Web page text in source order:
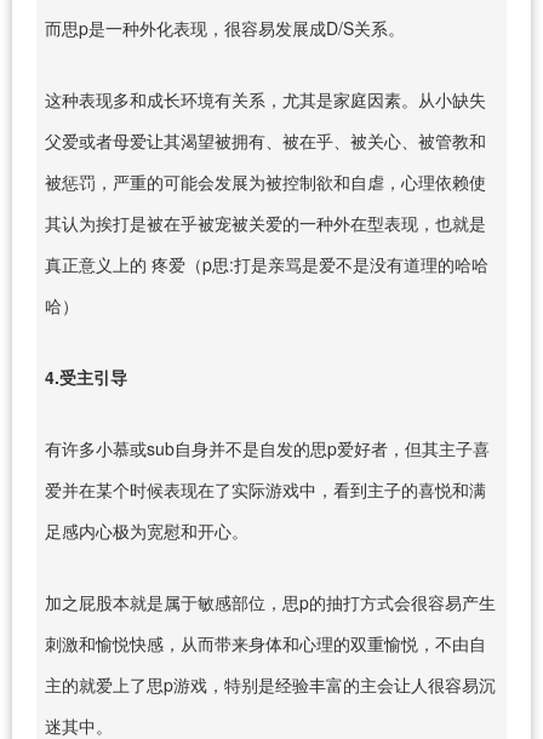
而思p是一种外化表现，很容易发展成D/S关系。
这种表现多和成长环境有关系，尤其是家庭因素。从小缺失
父爱或者母爱让其渴望被拥有、被在乎、被关心、被管教和
被惩罚，严重的可能会发展为被控制欲和自虐，心理依赖使
其认为挨打是被在乎被宠被关爱的一种外在型表现，也就是
真正意义上的 疼爱（p思:打是亲骂是爱不是没有道理的哈哈
哈）
4.受主引导
有许多小慕或sub自身并不是自发的思p爱好者，但其主子喜
爱并在某个时候表现在了实际游戏中，看到主子的喜悦和满
足感内心极为宽慰和开心。
加之屁股本就是属于敏感部位，思p的抽打方式会很容易产生
刺激和愉悦快感，从而带来身体和心理的双重愉悦，不由自
主的就爱上了思p游戏，特别是经验丰富的主会让人很容易沉
迷其中。